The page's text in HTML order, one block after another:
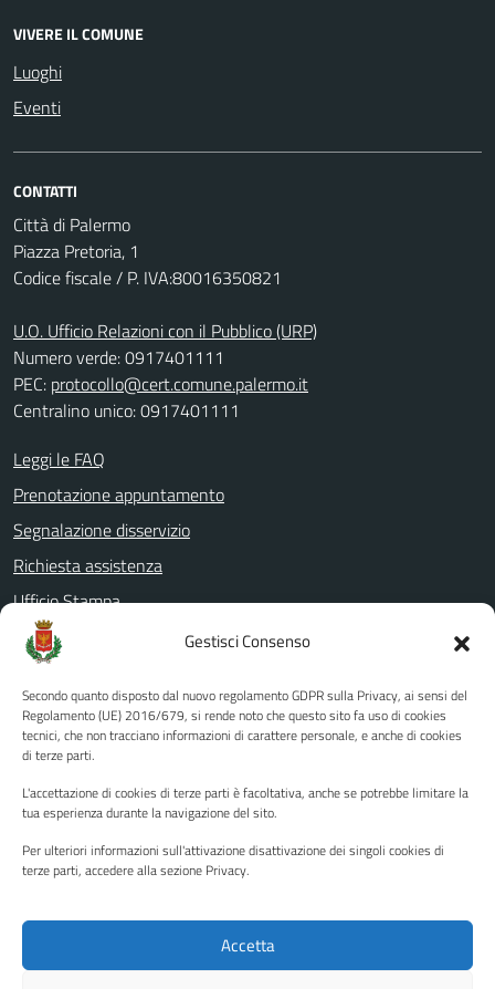
Gestisci Consenso
Secondo quanto disposto dal nuovo regolamento GDPR sulla Privacy, ai sensi del
Regolamento (UE) 2016/679, si rende noto che questo sito fa uso di cookies
tecnici, che non tracciano informazioni di carattere personale, e anche di cookies
di terze parti.
L'accettazione di cookies di terze parti è facoltativa, anche se potrebbe limitare la
tua esperienza durante la navigazione del sito.
Per ulteriori informazioni sull'attivazione disattivazione dei singoli cookies di
terze parti, accedere alla sezione Privacy.
Accetta
VIVERE IL COMUNE
Luoghi
Eventi
CONTATTI
Città di Palermo
Piazza Pretoria, 1
Codice fiscale / P. IVA:80016350821
U.O. Ufficio Relazioni con il Pubblico (URP)
Numero verde: 0917401111
PEC: protocollo@cert.comune.palermo.it
Centralino unico: 0917401111
Leggi le FAQ
Prenotazione appuntamento
Segnalazione disservizio
Richiesta assistenza
Ufficio Stampa
Amministrazione Trasparente
Albo pretorio
Informativa privacy
Note legali
Piano di miglioramento del sito
Instagram